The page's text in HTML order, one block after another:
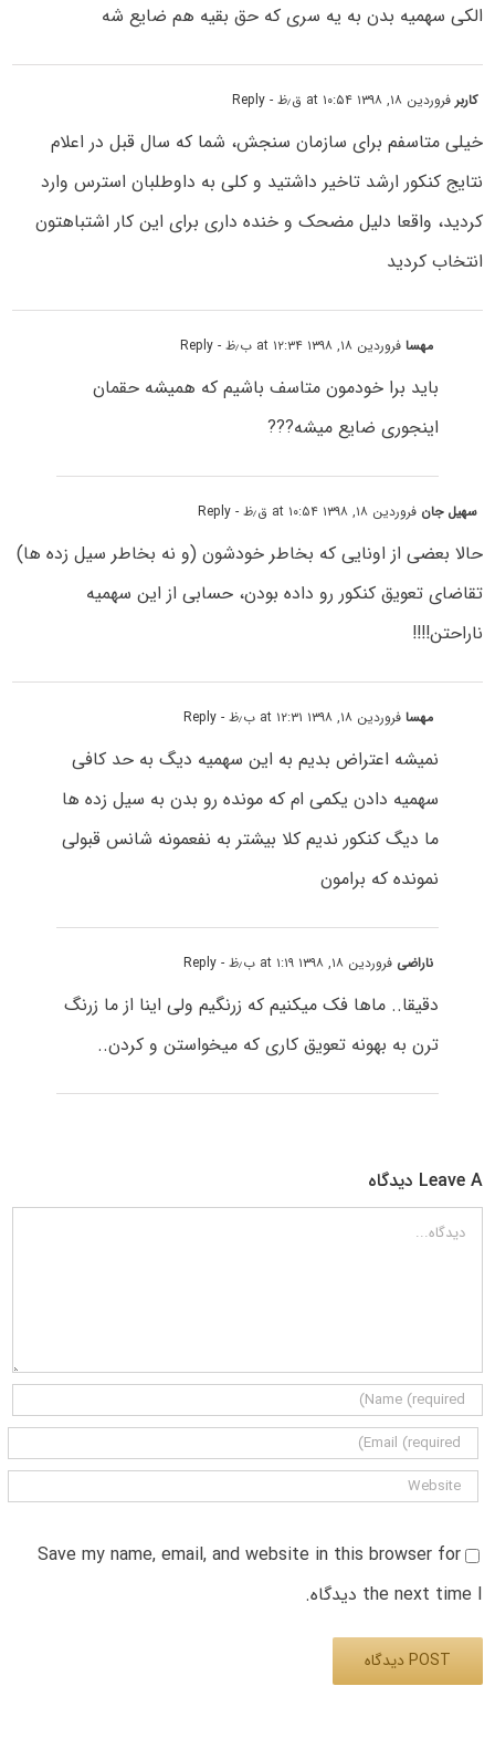
الکی سهمیه بدن به یه سری که حق بقیه هم ضایع شه
کاربرفروردین ۱۸, ۱۳۹۸ at ۱۰:۵۴ ق٫ظ - Reply
خیلی متاسفم برای سازمان سنجش، شما که سال قبل در اعلام
نتایج کنکور ارشد تاخیر داشتید و کلی به داوطلبان استرس وارد
کردید، واقعا دلیل مضحک و خنده داری برای این کار اشتباهتون
انتخاب کردید
مهسافروردین ۱۸, ۱۳۹۸ at ۱۲:۳۴ ب٫ظ - Reply
باید برا خودمون متاسف باشیم که همیشه حقمان
اینجوری ضایع میشه???
سهیل جان فروردین ۱۸, ۱۳۹۸ at ۱۰:۵۴ ق٫ظ - Reply
حالا بعضی از اونایی که بخاطر خودشون (و نه بخاطر سیل زده ها)
تقاضای تعویق کنکور رو داده بودن، حسابی از این سهمیه
ناراحتن!!!!
مهسافروردین ۱۸, ۱۳۹۸ at ۱۲:۳۱ ب٫ظ - Reply
نمیشه اعتراض بدیم به این سهمیه دیگ به حد کافی
سهمیه دادن یکمی ام که مونده رو بدن به سیل زده ها
ما دیگ کنکور ندیم کلا بیشتر به نفعمونه شانس قبولی
نمونده که برامون
ناراضی فروردین ۱۸, ۱۳۹۸ at ۱:۱۹ ب٫ظ - Reply
دقیقا.. ماها فک میکنیم که زرنگیم ولی اینا از ما زرنگ
ترن به بهونه تعویق کاری که میخواستن و کردن..
Leave A دیدگاه
دیدگاه
Save my name, email, and website in this browser for
the next time I دیدگاه.